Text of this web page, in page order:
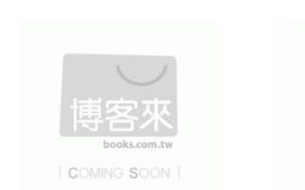
Müller Nagano(1)
Naranjan S. (EDT)/